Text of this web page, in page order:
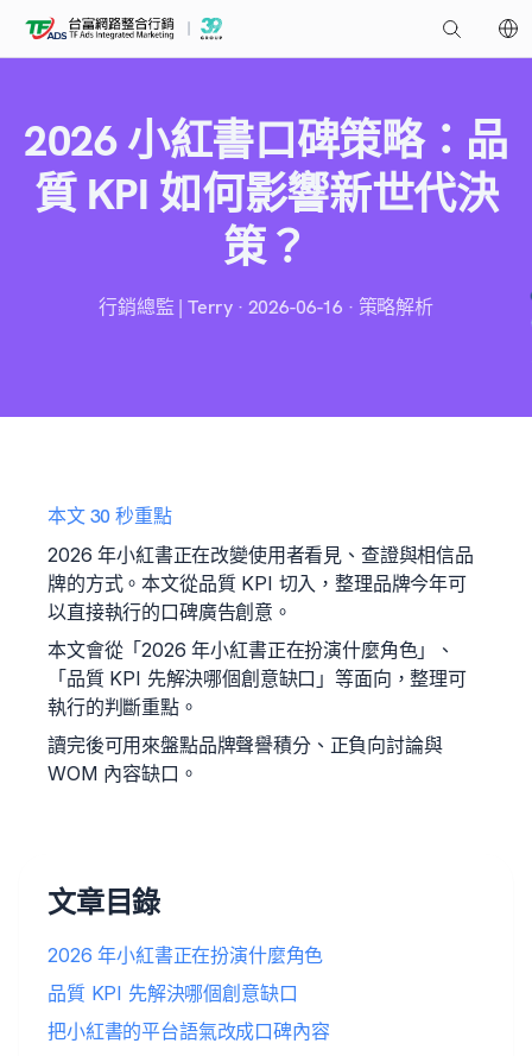
2026 小紅書口碑策略：品
質 KPI 如何影響新世代決
策？
行銷總監 | Terry · 2026-06-16 · 策略解析
本文 30 秒重點
2026 年小紅書正在改變使用者看見、查證與相信品
牌的方式。本文從品質 KPI 切入，整理品牌今年可
以直接執行的口碑廣告創意。
本文會從「2026 年小紅書正在扮演什麼角色」、
「品質 KPI 先解決哪個創意缺口」等面向，整理可
執行的判斷重點。
讀完後可用來盤點品牌聲譽積分、正負向討論與
WOM 內容缺口。
文章目錄
2026 年小紅書正在扮演什麼角色
品質 KPI 先解決哪個創意缺口
把小紅書的平台語氣改成口碑內容